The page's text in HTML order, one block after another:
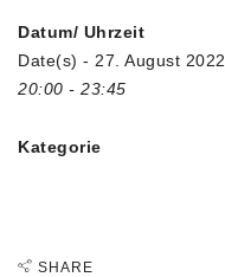
Datum/ Uhrzeit
Date(s) - 27. August 2022
20:00 - 23:45
Kategorie
SHARE